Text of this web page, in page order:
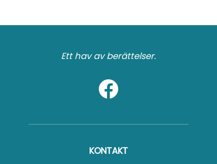
Ett hav av berättelser.
KONTAKT